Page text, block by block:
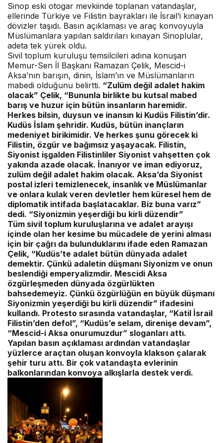
Sinop eski otogar mevkiinde toplanan vatandaşlar,
ellerinde Türkiye ve Filistin bayrakları ile İsrail’i kınayan
dövizler taşıdı. Basın açıklaması ve araç konvoyuyla
Müslümanlara yapılan saldırıları kınayan Sinoplular,
adeta tek yürek oldu.
Sivil toplum kuruluşu temsilcileri adına konuşan
Memur-Sen İl Başkanı Ramazan Çelik, Mescid-i
Aksa’nın barışın, dinin, İslam’ın ve Müslümanların
mabedi olduğunu belirtti. “Zulüm değil adalet hakim
olacak” Çelik, “Bununla birlikte bu kutsal mabed
barış ve huzur için bütün insanların haremidir.
Herkes bilsin, duysun ve inansın ki Kudüs Filistin’dir.
Kudüs İslam şehridir. Kudüs, bütün inançların
medeniyet birikimidir. Ve herkes şunu görecek ki
Filistin, özgür ve bağımsız yaşayacak. Filistin,
Siyonist işgalden Filistinliler Siyonist vahşetten çok
yakında azade olacak. İnanıyor ve iman ediyoruz,
zulüm değil adalet hakim olacak. Aksa’da Siyonist
postal izleri temizlenecek, insanlık ve Müslümanlar
ve onlara kulak veren devletler hem küresel hem de
diplomatik intifada başlatacaklar. Biz buna varız”
dedi. “Siyonizmin yeşerdiği bu kirli düzendir”
Tüm sivil toplum kuruluşlarına ve adalet arayışı
içinde olan her kesime bu mücadele de yerini alması
için bir çağrı da bulunduklarını ifade eden Ramazan
Çelik, “Kudüs’te adalet bütün dünyada adalet
demektir. Çünkü adaletin düşmanı Siyonizm ve onun
beslendiği emperyalizmdir. Mescidi Aksa
özgürleşmeden dünyada özgürlükten
bahsedemeyiz. Çünkü özgürlüğün en büyük düşmanı
Siyonizmin yeşerdiği bu kirli düzendir” ifadesini
kullandı. Protesto sırasında vatandaşlar, “Katil İsrail
Filistin’den defol”, “Kudüs’e selam, direnişe devam”,
“Mescid-i Aksa onurumuzdur” sloganları attı.
Yapılan basın açıklaması ardından vatandaşlar
yüzlerce araçtan oluşan konvoyla klakson çalarak
şehir turu attı. Bir çok vatandaşta evlerinin
balkonlarından konvoya alkışlarla destek verdi.